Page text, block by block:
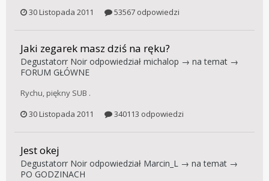
30 Listopada 2011
53567 odpowiedzi
Jaki zegarek masz dziś na ręku?
Degustatorr Noir odpowiedział michalop → na temat →
FORUM GŁÓWNE
Rychu, piękny SUB .
30 Listopada 2011
340113 odpowiedzi
Jest okej
Degustatorr Noir odpowiedział Marcin_L → na temat →
PO GODZINACH